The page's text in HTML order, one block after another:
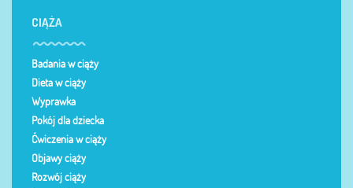
CIĄŻA
Badania w ciąży
Dieta w ciąży
Wyprawka
Pokój dla dziecka
Ćwiczenia w ciąży
Objawy ciąży
Rozwój ciąży